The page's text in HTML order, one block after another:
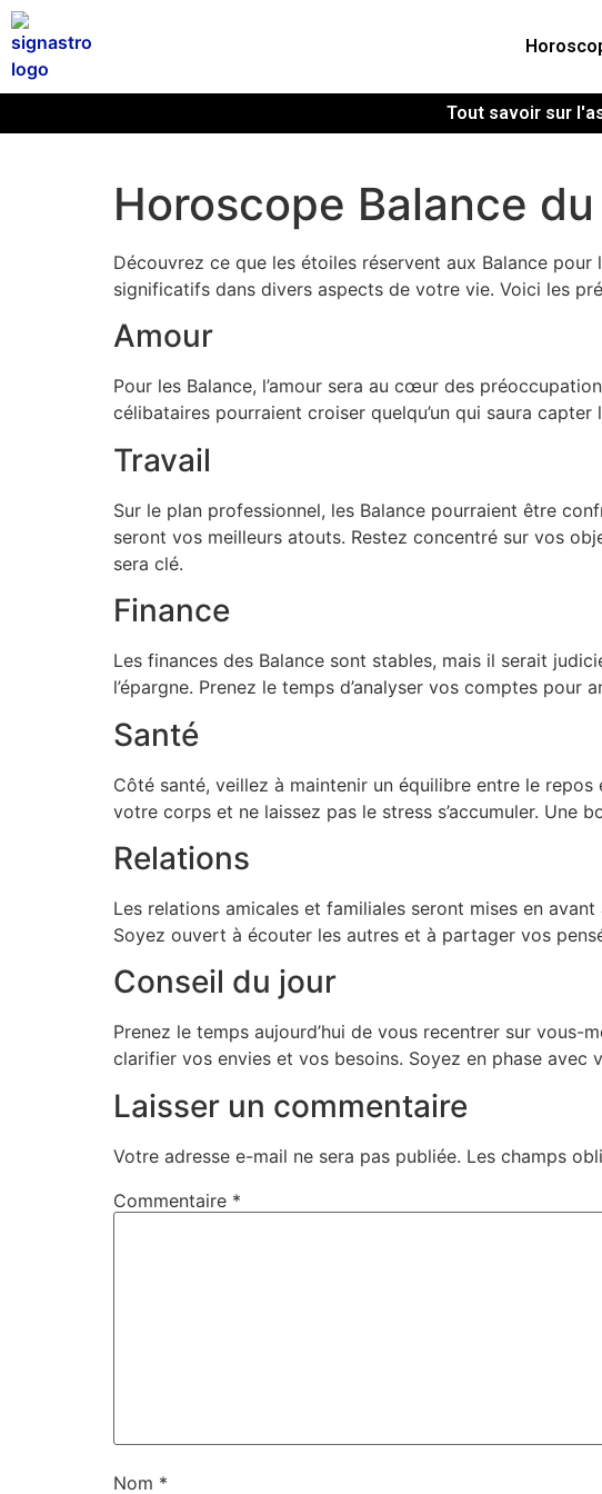
Tout savoir sur
Horoscope Balance
Découvrez ce que les étoiles réservent aux Balance
significatifs dans divers aspects de votre vie. Voici les
Amour
Pour les Balance, l’amour sera au cœur des
célibataires pourraient croiser quelqu’un qui saura
Travail
Sur le plan professionnel, les Balance pourraient être
seront vos meilleurs atouts. Restez concentré sur vos
sera clé.
Finance
Les finances des Balance sont stables, mais il serait
l’épargne. Prenez le temps d’analyser vos comptes pour
Santé
Côté santé, veillez à maintenir un équilibre entre le
votre corps et ne laissez pas le stress s’accumuler. Une
Relations
Les relations amicales et familiales seront mises en
Soyez ouvert à écouter les autres et à partager vos
Conseil du jour
Prenez le temps aujourd’hui de vous recentrer sur
clarifier vos envies et vos besoins. Soyez en phase avec
Laisser un commentaire
Votre adresse e-mail ne sera pas publiée. Les champs
Commentaire *
Nom *